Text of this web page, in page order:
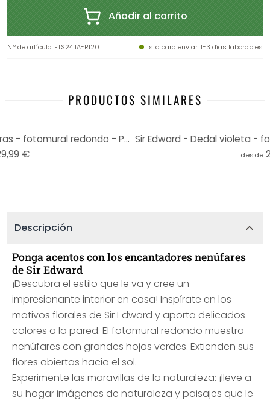
Añadir al carrito
N.º de artículo: FTS2411A-R120 Listo para enviar: 1-3 días laborables
PRODUCTOS SIMILARES
Sir Edward - Flores encantadoras - fotomural redondo - Papel pintado autoadhesivo/no tejido
€
desde
Descripción
Ponga acentos con los encantadores nenúfares
de Sir Edward
¡Descubra el estilo que le va y cree un
impresionante interior en casa! Inspírate en los
motivos florales de Sir Edward y aporta delicados
colores a la pared. El fotomural redondo muestra
nenúfares con grandes hojas verdes. Extienden sus
flores abiertas hacia el sol.
Experimente las maravillas de la naturaleza: ¡lleve a
su hogar imágenes de naturaleza y paisajes que le